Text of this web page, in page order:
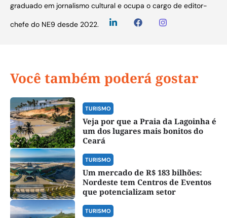
graduado em jornalismo cultural e ocupa o cargo de editor-
chefe do NE9 desde 2022.
Você também poderá gostar
TURISMO
Veja por que a Praia da Lagoinha é
um dos lugares mais bonitos do
Ceará
TURISMO
Um mercado de R$ 183 bilhões:
Nordeste tem Centros de Eventos
que potencializam setor
TURISMO